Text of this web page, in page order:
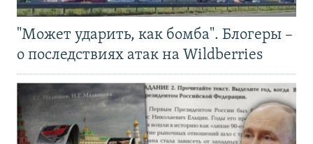
"Может ударить, как бомба". Блогеры –
о последствиях атак на Wildberries